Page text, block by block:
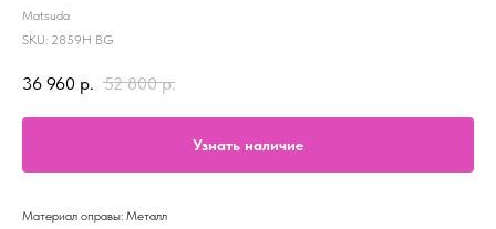
Matsuda
SKU: 2859H BG
36 960 р. 52 800 р.
Узнать наличие
Материал оправы: Металл